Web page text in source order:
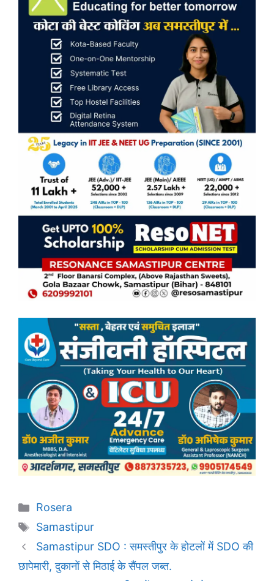
Categories
Rosera
Tags
Samastipur
Samastipur SDO : समस्तीपुर के होटलों में SDO की
छापेमारी, दुकानों से मिठाई के सैंपल जब्त.